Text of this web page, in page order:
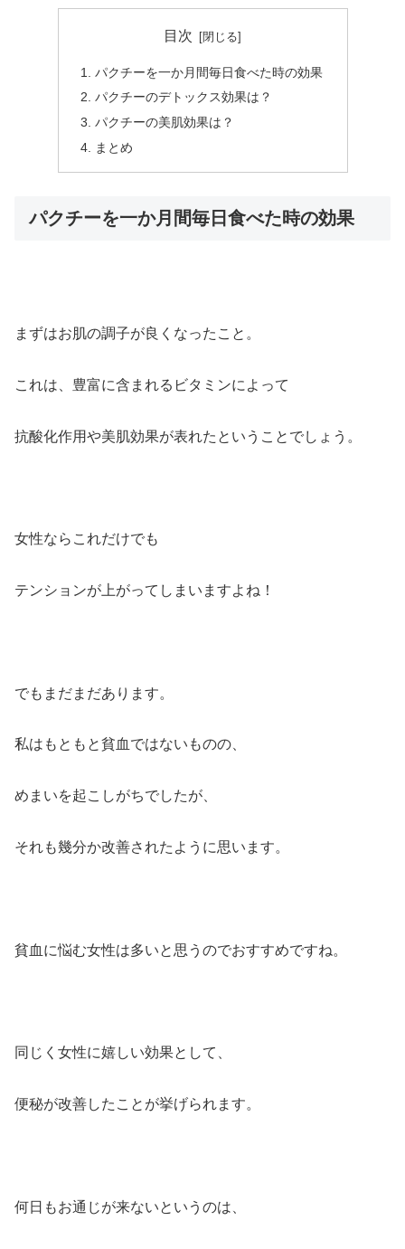
目次
パクチーを一か月間毎日食べた時の効果
パクチーのデトックス効果は？
パクチーの美肌効果は？
まとめ
パクチーを一か月間毎日食べた時の効果
まずはお肌の調子が良くなった こと。
これは、豊富に含まれるビタミンによって
抗酸化作用や美肌効果が表れたということでしょう。
女性ならこれだけでも
テンションが上がってしまいますよね！
でもまだまだあります。
私はもともと貧血ではないものの、
めまいを起こしがちでしたが、
それも幾分か改善されたように思います。
貧血に悩む女性は多いと思うのでおすすめですね。
同じく女性に嬉しい効果として、
便秘が改善したこと が挙げられます。
何日もお通じが来ないというのは、